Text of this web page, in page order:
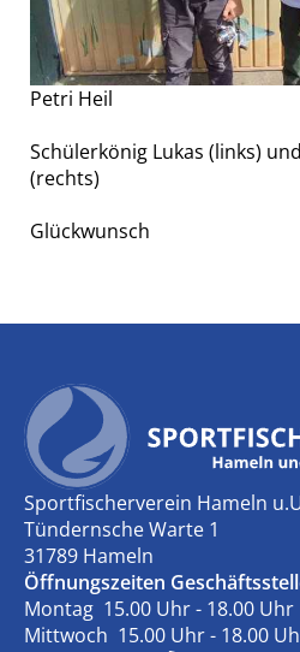
Petri Heil
Schülerkönig Lukas (links)
(rechts)
Glückwunsch
Sportfischerverein Hameln
Tündernsche Warte 1
31789 Hameln
Öffnungszeiten
Montag 15.00 Uhr - 18.00 Uhr
Mittwoch 15.00 Uhr - 18.00